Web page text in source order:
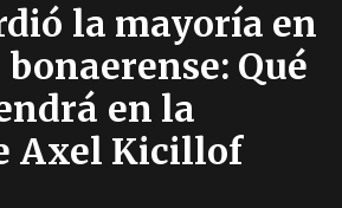
la mayoría en
Qué
en la
Axel Kicillof